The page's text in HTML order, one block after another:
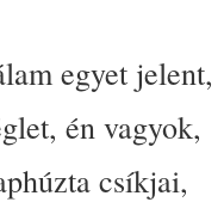
egyet jelent,
én vagyok,
csíkjai,